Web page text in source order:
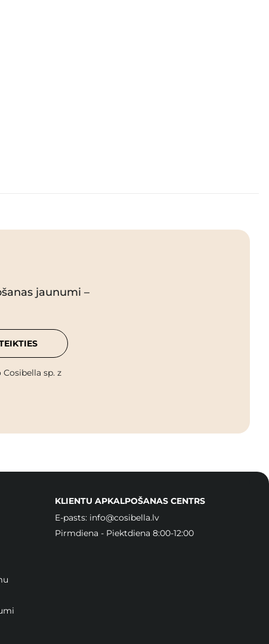
jaunumi –
sp. z
KLIENTU APKALPOŠANAS CENTRS
E-pasts: info@cosibella.lv
Pirmdiena - Piektdiena 8:00-12:00